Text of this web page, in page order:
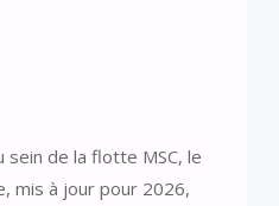
de la flotte MSC, le
mis à jour pour 2026,